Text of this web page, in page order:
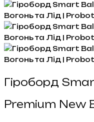
Гіроборд
Premium New